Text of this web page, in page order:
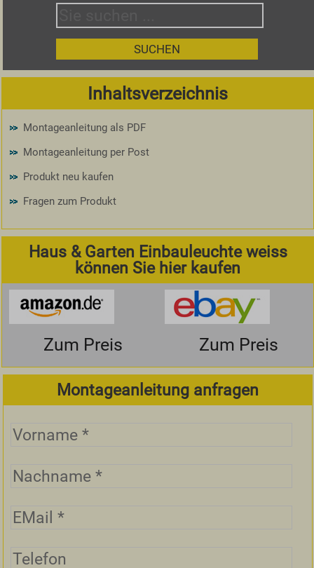
Inhaltsverzeichnis
Montageanleitung als PDF
Montageanleitung per Post
Produkt neu kaufen
Fragen zum Produkt
Haus & Garten Einbauleuchte weiss
können Sie hier kaufen
Zum Preis Zum Preis
Montageanleitung anfragen